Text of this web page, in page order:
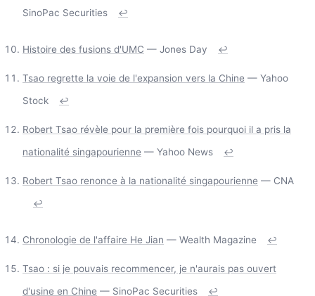
SinoPac Securities
↩
Histoire des fusions d'UMC — Jones Day ↩
Tsao regrette la voie de l'expansion vers la Chine — Yahoo
Stock
↩
Robert Tsao révèle pour la première fois pourquoi il a pris la
nationalité singapourienne — Yahoo News ↩
Robert Tsao renonce à la nationalité singapourienne — CNA
↩
Chronologie de l'affaire He Jian — Wealth Magazine ↩
Tsao : si je pouvais recommencer, je n'aurais pas ouvert
d'usine en Chine — SinoPac Securities ↩